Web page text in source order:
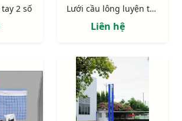
2 số Lưới cầu lông luyện tập
Liên hệ